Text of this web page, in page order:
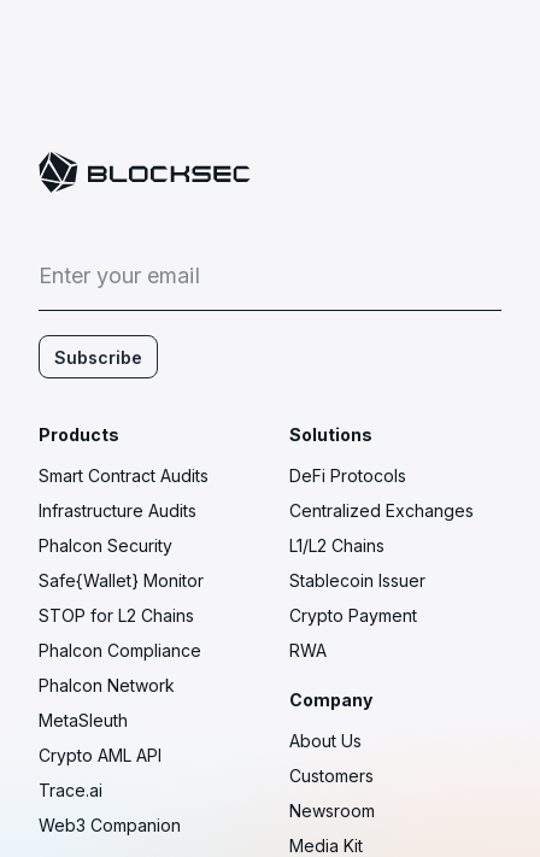
Enter your email
Subscribe
Products
Smart Contract Audits
Infrastructure Audits
Phalcon Security
Safe{Wallet} Monitor
STOP for L2 Chains
Phalcon Compliance
Phalcon Network
MetaSleuth
Crypto AML API
Trace.ai
Web3 Companion
Solutions
DeFi Protocols
Centralized Exchanges
L1/L2 Chains
Stablecoin Issuer
Crypto Payment
RWA
Company
About Us
Customers
Newsroom
Media Kit